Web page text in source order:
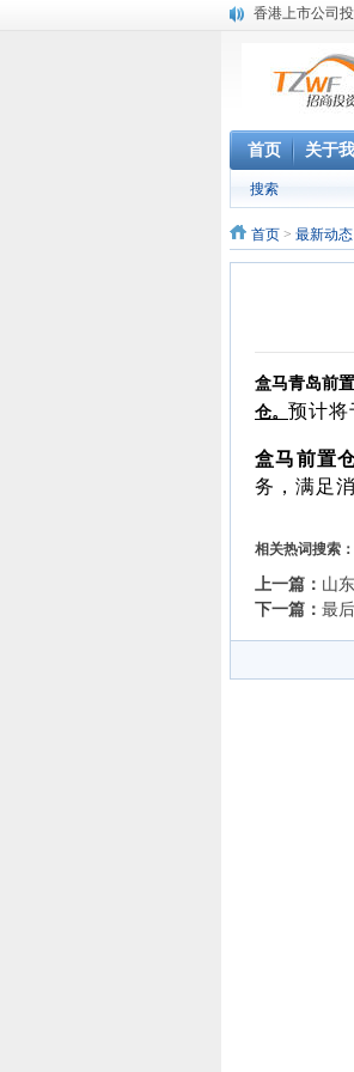
香港上市公司
第三届全球数
潍坊市招商局
昌乐大项目“拔
潍坊市招商局
格润麦尔高端
潍坊招商局转
首页 关于
搜索
首页 > 最新动态
盒马青岛前
仓。 预计将
盒马前置
务，满足
相关热词搜索：
上一篇： 山
下一篇： 最